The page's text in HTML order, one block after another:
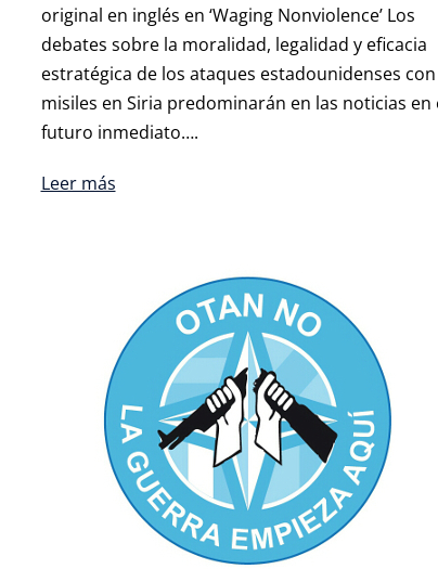
original en inglés en ‘Waging Nonviolence’ Los
debates sobre la moralidad, legalidad y eficacia
estratégica de los ataques estadounidenses con
misiles en Siria predominarán en las noticias en
futuro inmediato….
Leer más